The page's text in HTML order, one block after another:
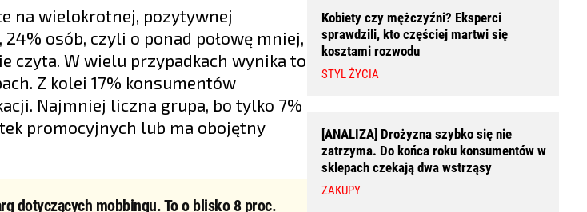
na wielokrotnej, pozytywnej
osób, czyli o ponad połowę mniej,
czyta. W wielu przypadkach wynika to
Z kolei 17% konsumentów
Najmniej liczna grupa, bo tylko 7%
promocyjnych lub ma obojętny
dotyczących mobbingu. To o blisko 8 proc.
Kobiety czy mężczyźni? Eksperci
sprawdzili, kto częściej martwi się
kosztami rozwodu
STYL ŻYCIA
[ANALIZA] Drożyzna szybko się nie
zatrzyma. Do końca roku konsumentów w
sklepach czekają dwa wstrząsy
ZAKUPY